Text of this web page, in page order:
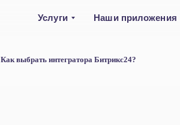
Услуги Наши приложения
Как выбрать интегратора Битрикс24?